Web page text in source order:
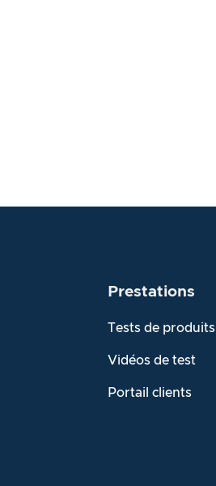
Prestations
Tests de produits
Vidéos de test
Portail clients